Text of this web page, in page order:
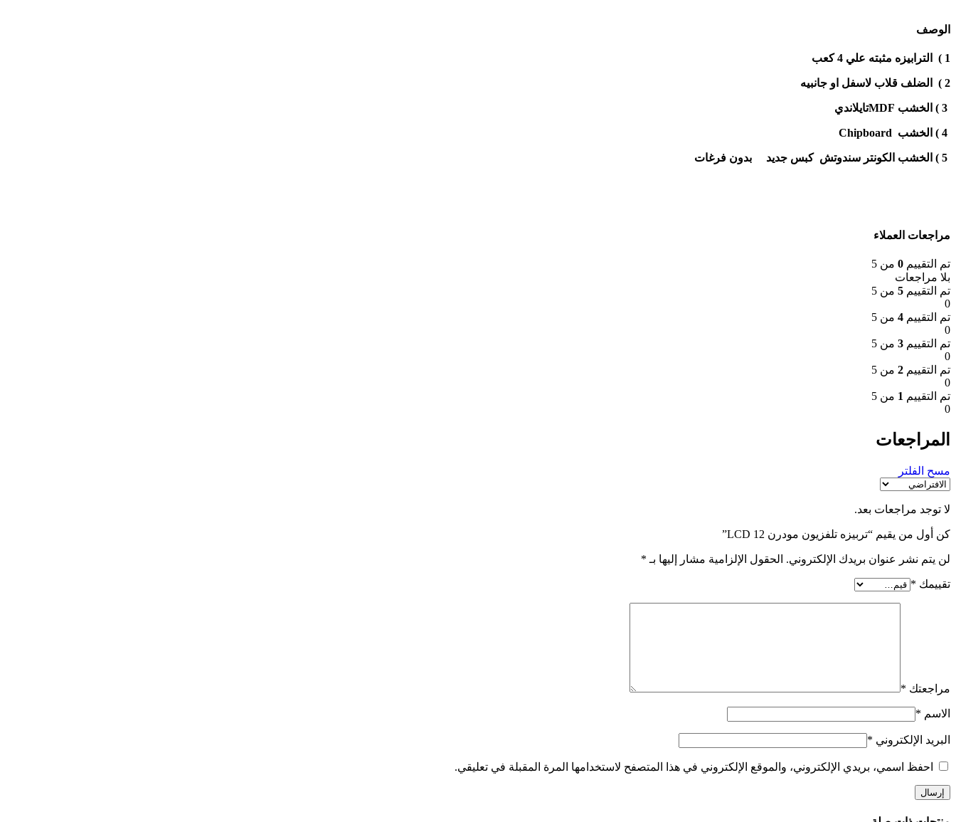
الوصف
1 ) الترابيزه مثبته علي 4 كعب
2 ) الضلف قلاب لاسفل او جانبيه
3 ) الخشب MDFتايلاندي
4 ) الخشب Chipboard
5 ) الخشب الكونتر سندوتشكبس جديد بدون فرغات
مراجعات العملاء
تم التقييم 0 من 5
بلا مراجعات
تم التقييم 5 من 5
0
تم التقييم 4 من 5
0
تم التقييم 3 من 5
0
تم التقييم 2 من 5
0
تم التقييم 1 من 5
0
المراجعات
مسح الفلتر
لا توجد مراجعات بعد.
كن أول من يقيم “تربيزه تلفزيون مودرن LCD 12”
لن يتم نشر عنوان بريدك الإلكتروني. الحقول الإلزامية مشار إليها بـ *
تقييمك *
مراجعتك *
الاسم *
البريد الإلكتروني *
احفظ اسمي، بريدي الإلكتروني، والموقع الإلكتروني في هذا المتصفح لاستخدامها المرة المقبلة في تعليقي.